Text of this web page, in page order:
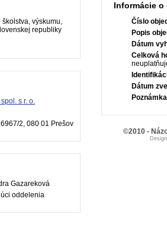
školstva, výskumu,
republiky
s r. o.
2, 080 01 Prešov
Gazareková
oddelenia
Informácie
Číslo
Popis
Dátum
Celková
Dátum
©2010 -